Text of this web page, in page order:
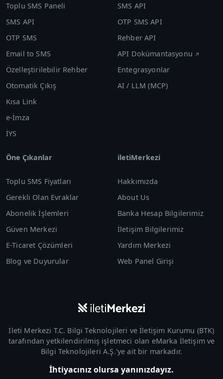
İleti Merkezi T.C. Bilgi Teknolojileri ve İletişim Kurumu (BTK)
tarafından yetkilendirilmiş işletmeci olan eMarka İletişim ve
Bilgi Teknolojileri A.Ş.'ye ait bir markadır.
İhtiyacınız olursa yanınızdayız.
Toplu SMS Paneli
SMS API
OTP SMS
Email to SMS
Özelleştirilebilir Rehber
Otomatik Çıkış
Kısa Link
e-İmza
İYS
SMS API
OTP SMS API
Rehber API
API Dokümantasyonu
Entegrasyonlar
AI / LLM (MCP)
Öne Çıkanlar
Toplu SMS Fiyatları
Gerekli Olan Evraklar
Abonelik İşlemleri
Güven Merkezi
E-Ticaret Çözümleri
Blog ve Duyurular
iletiMerkezi
Hakkımızda
About Us
Banka Hesap Bilgilerimiz
İletişim Bilgilerimiz
Yardım Merkezi
Web Panel Girişi